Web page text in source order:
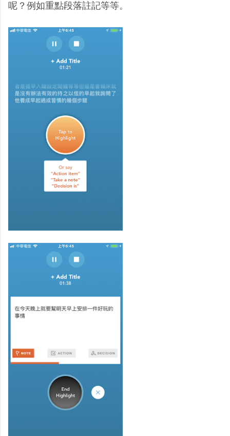
呢？例如重點段落註記等等。